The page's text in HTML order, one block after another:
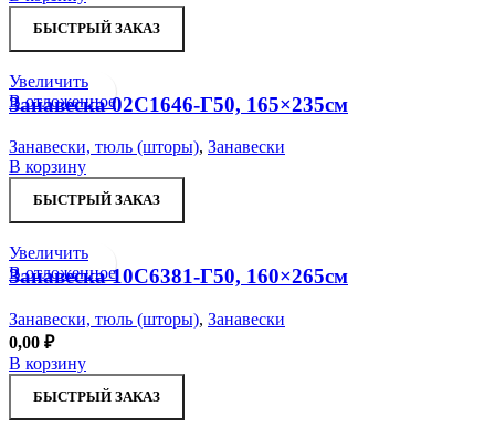
БЫСТРЫЙ ЗАКАЗ
Увеличить
В отложенное
Занавеска 02С1646-Г50, 165×235см
Занавески, тюль (шторы), Занавески
В корзину
БЫСТРЫЙ ЗАКАЗ
Увеличить
В отложенное
Занавеска 10С6381-Г50, 160×265см
Занавески, тюль (шторы), Занавески
0,00 ₽
В корзину
БЫСТРЫЙ ЗАКАЗ